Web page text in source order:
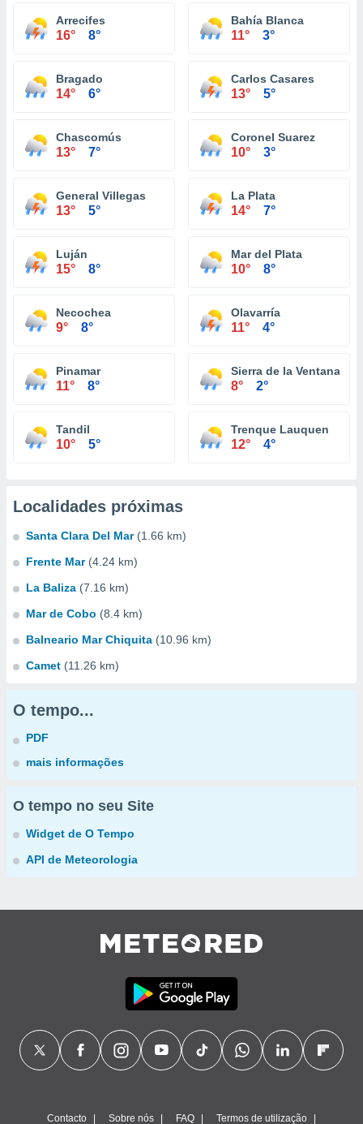
Arrecifes
16° 8°
Bahía Blanca
11° 3°
Bragado
14° 6°
Carlos Casares
13° 5°
Chascomús
13° 7°
Coronel Suarez
10° 3°
General Villegas
13° 5°
La Plata
14° 7°
Luján
15° 8°
Mar del Plata
10° 8°
Necochea
9° 8°
Olavarría
11° 4°
Pinamar
11° 8°
Sierra de la Ventana
8° 2°
Tandil
10° 5°
Trenque Lauquen
12° 4°
Localidades próximas
Santa Clara Del Mar (1.66 km)
Frente Mar (4.24 km)
La Baliza (7.16 km)
Mar de Cobo (8.4 km)
Balneario Mar Chiquita (10.96 km)
Camet (11.26 km)
O tempo...
PDF
mais informações
O tempo no seu Site
Widget de O Tempo
API de Meteorologia
Contacto Sobre nós FAQ Termos de utilização